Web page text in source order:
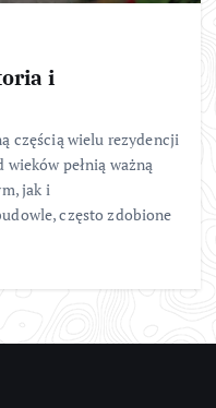
i
częścią wielu rezydencji
pełnią ważną
jak i
często zdobione